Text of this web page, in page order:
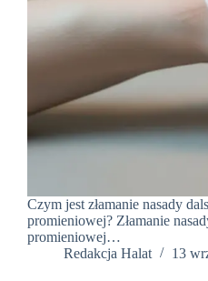
Czym jest złamanie nasady
promieniowej? Złamanie
promieniowej…
Redakcja Halat
13